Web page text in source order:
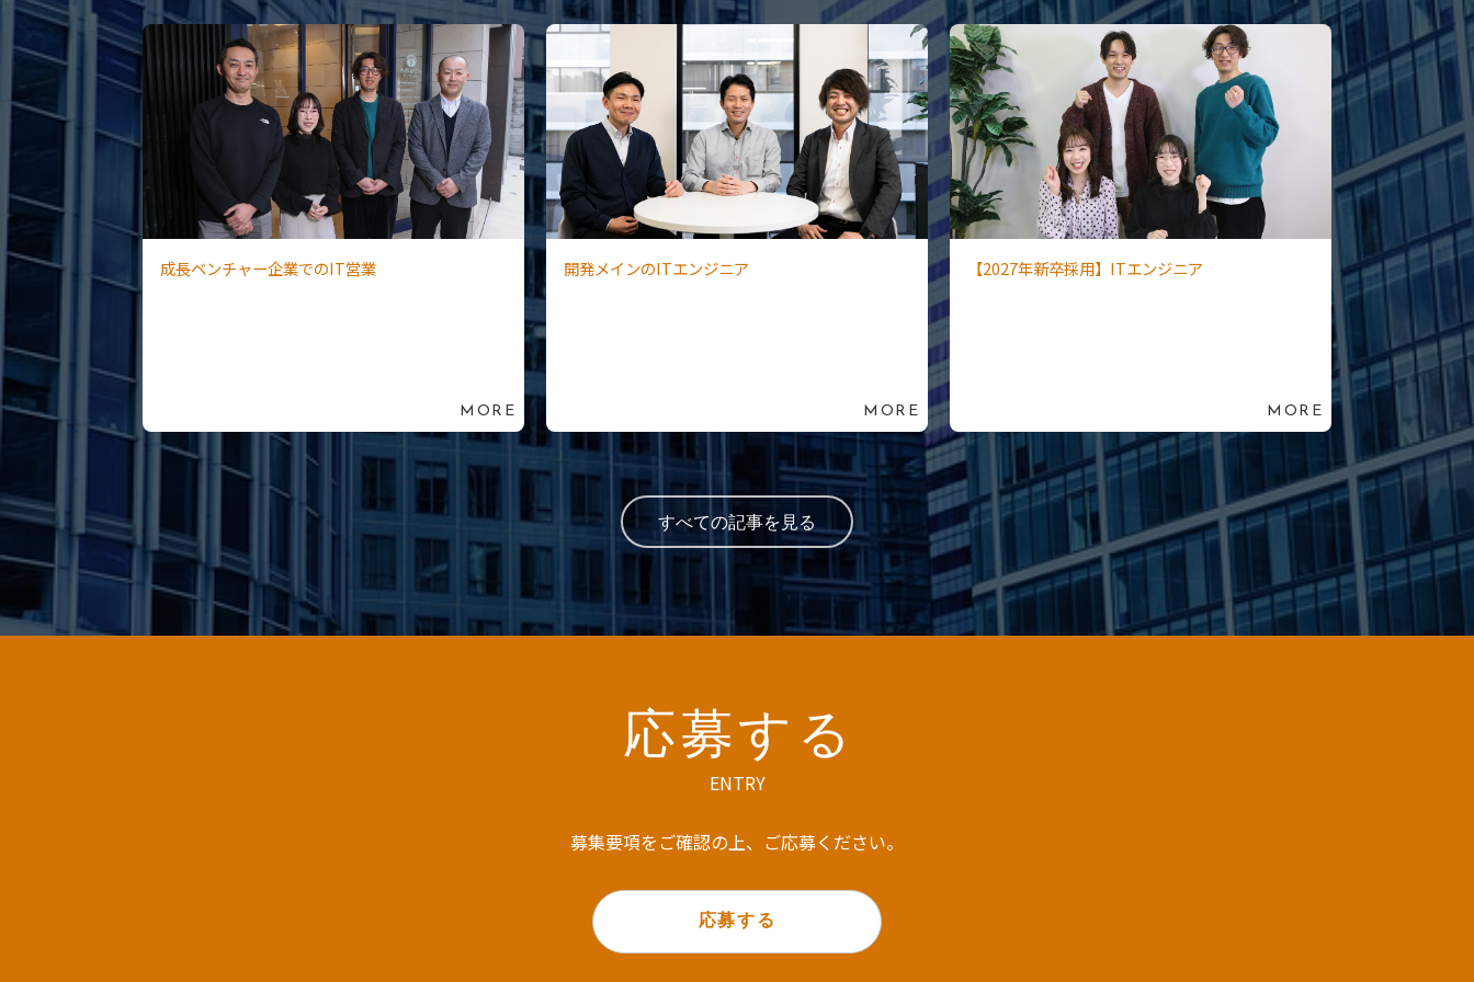
成長ベンチャー企業でのIT営業
MORE
開発メインのITエンジニア
MORE
【2027年新卒採用】ITエンジニア
MORE
すべての記事を見る
応募する
ENTRY
募集要項をご確認の上、ご応募ください。
応募する